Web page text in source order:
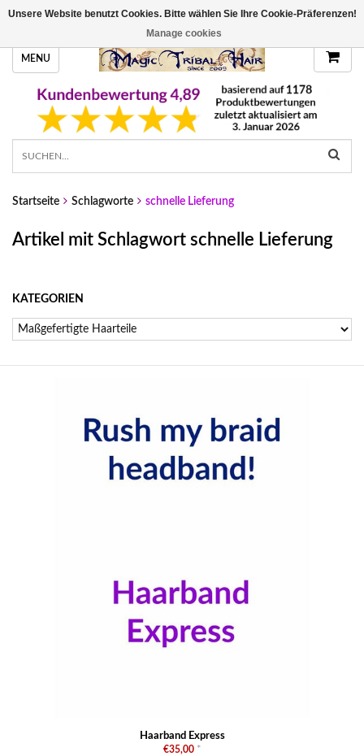
HANDGEFERTIGTE HAARTEILE, DEINE FARBE
MENU
Startseite Schlagworte schnelle Lieferung
Artikel mit Schlagwort schnelle Lieferung
KATEGORIEN
Haarband Express
€35,00 *
Unsere Website benutzt Cookies. Bitte wählen Sie Ihre Cookie-Präferenzen!
Manage cookies